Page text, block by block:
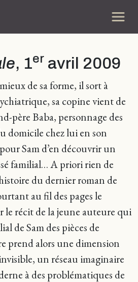
, 1er avril 2009
de sa forme, il sort à
sa copine vient de
père Baba, personnage des
domicile chez lui en son
Sam d’en découvrir un
familial… A priori rien de
du dernier roman de
au fil des pages le
le récit de la jeune auteure qui
de Sam des pièces de
prend alors une dimension
un réseau imaginaire
à des problématiques de